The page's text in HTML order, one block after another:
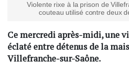
Violente rixe à la prison de
couteau utilisé contre deux
Ce mercredi après-midi, une
éclaté entre détenus de la
Villefranche-sur-Saône.